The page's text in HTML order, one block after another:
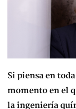
Si piensa en
momento en el
la ingeniería